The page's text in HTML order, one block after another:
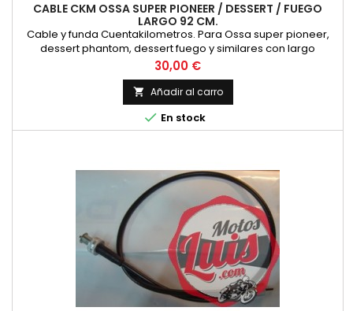
CABLE CKM OSSA SUPER PIONEER / DESSERT / FUEGO
LARGO 92 CM.
Cable y funda Cuentakilometros. Para Ossa super pioneer,
dessert phantom, dessert fuego y similares con largo
especial de 92 cm. Rosca cuentakm. 16x100 Rosca reenvío
12x100 Cuadradillos 2.7 m/m
Precio
30,00 €
 Añadir al carro
 En stock